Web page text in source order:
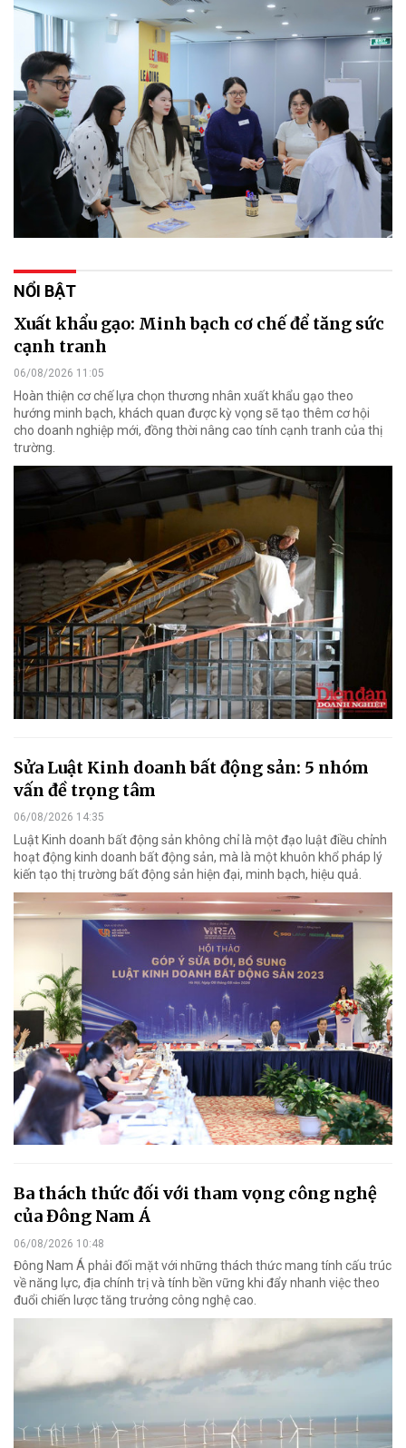
NỔI BẬT
Xuất khẩu gạo: Minh bạch cơ chế để tăng sức
cạnh tranh
06/08/2026 11:05
Hoàn thiện cơ chế lựa chọn thương nhân xuất khẩu gạo theo
hướng minh bạch, khách quan được kỳ vọng sẽ tạo thêm cơ hội
cho doanh nghiệp mới, đồng thời nâng cao tính cạnh tranh của thị
trường.
Sửa Luật Kinh doanh bất động sản: 5 nhóm
vấn đề trọng tâm
06/08/2026 14:35
Luật Kinh doanh bất động sản không chỉ là một đạo luật điều chỉnh
hoạt động kinh doanh bất động sản, mà là một khuôn khổ pháp lý
kiến tạo thị trường bất động sản hiện đại, minh bạch, hiệu quả.
Ba thách thức đối với tham vọng công nghệ
của Đông Nam Á
06/08/2026 10:48
Đông Nam Á phải đối mặt với những thách thức mang tính cấu trúc
về năng lực, địa chính trị và tính bền vững khi đẩy nhanh việc theo
đuổi chiến lược tăng trưởng công nghệ cao.